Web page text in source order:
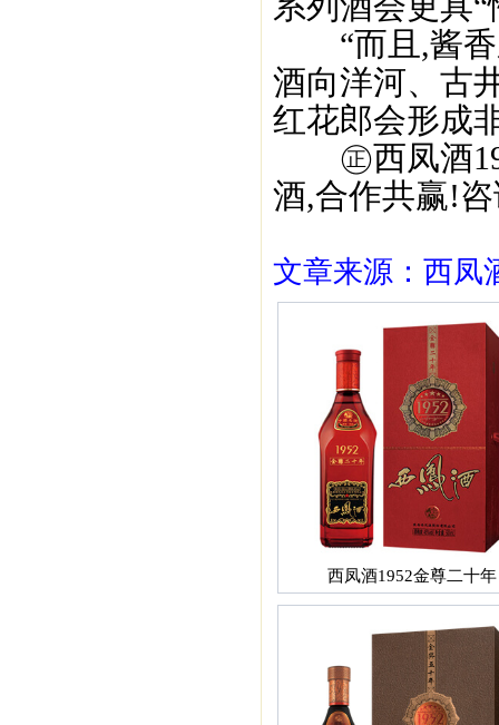
“而且,酱香
酒向洋河、古
红花郎会形成
㊣西凤酒
酒,合作共赢!咨
文章来源：西凤
西凤酒1952金尊二十年